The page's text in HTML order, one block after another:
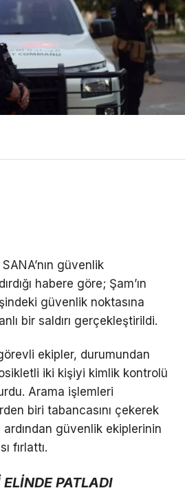
güvenlik
habere göre; Şam’ın
güvenlik noktasına
bir saldırı gerçekleştirildi.
ekipler, durumundan
iki kişiyi kimlik kontrolü
Arama işlemleri
biri tabancasını çekerek
güvenlik ekiplerinin
fırlattı.
PATLADI